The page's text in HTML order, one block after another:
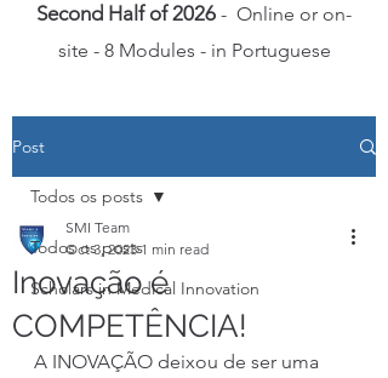
Second Half of 2026 - Online or on-
site - 8 Modules - in Portuguese
Post
Todos os posts
Scholars in Medical Innovation
Todos os posts
Inovação é
COMPETÊNCIA!
SMI Team
Oct 3, 2023 1 min read
A INOVAÇÃO deixou de ser uma